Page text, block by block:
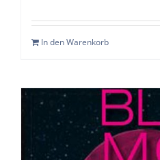
In den Warenkorb